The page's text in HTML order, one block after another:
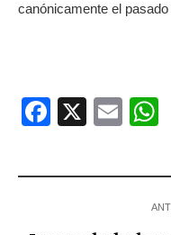
canónicamente el
Facebook
X